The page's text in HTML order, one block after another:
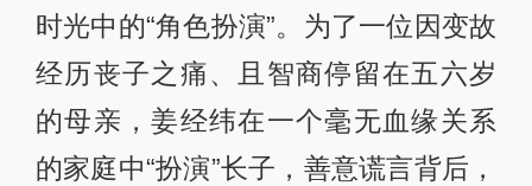
时光中的“角色扮演”。为了一位因变故
经历丧子之痛、且智商停留在五六岁
的母亲，姜经纬在一个毫无血缘关系
的家庭中“扮演”长子，善意谎言背后，